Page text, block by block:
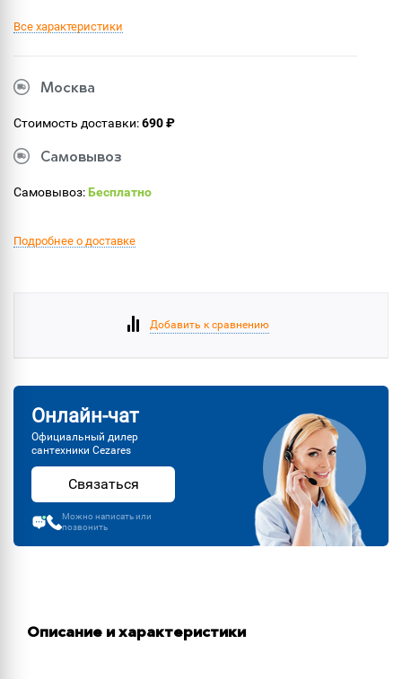
Все характеристики
Москва
Стоимость доставки:690 ₽
Самовывоз
Самовывоз:Бесплатно
Подробнее о доставке
Добавить к сравнению
Онлайн-чат
Официальный дилер
сантехники Cezares
Связаться
Можно написать или
позвонить
Описание и характеристики